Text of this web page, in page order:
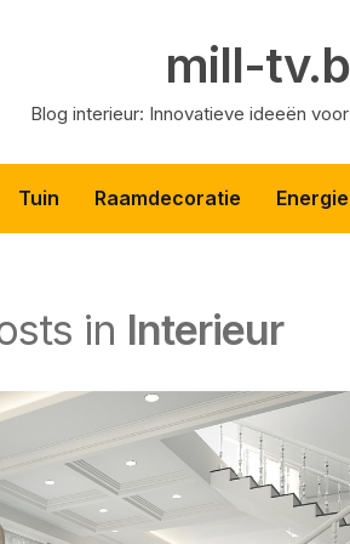
mill-
Blog interieur: Innovatieve ideeën
Tuin Raamdecoratie
in Interieur